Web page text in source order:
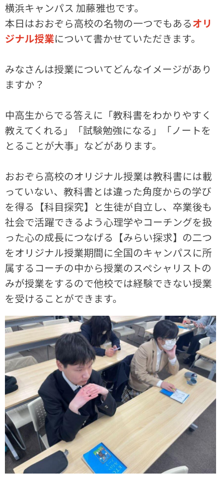
横浜キャンパス 加藤雅也です。
本日はおおぞら高校の名物の一つでもあるオリ
ジナル授業について書かせていただきます。
みなさんは授業についてどんなイメージがあり
ますか？
中高生からでる答えに「教科書をわかりやすく
教えてくれる」「試験勉強になる」「ノートを
とることが大事」などがあります。
おおぞら高校のオリジナル授業は教科書には載
っていない、教科書とは違った角度からの学び
を得る【科目探究】と生徒が自立し、卒業後も
社会で活躍できるよう心理学やコーチングを扱
った心の成長につなげる【みらい探求】の二つ
をオリジナル授業期間に全国のキャンパスに所
属するコーチの中から授業のスペシャリストの
みが授業をするので他校では経験できない授業
を受けることができます。